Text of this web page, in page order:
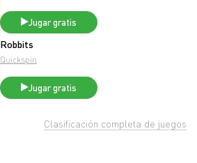
Jugar gratis
Robbits
Quickspin
Jugar gratis
Clasificación completa de juegos